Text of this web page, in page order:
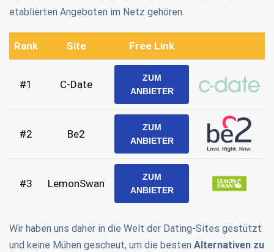
etablierten Angeboten im Netz gehören.
Rank Site Free Link
#1 C-Date
ZUM
ANBIETER
#2 Be2
ZUM
ANBIETER
#3 LemonSwan
ZUM
ANBIETER
Wir haben uns daher in die Welt der Dating-Sites gestützt
und keine Mühen gescheut, um die besten Alternativen zu